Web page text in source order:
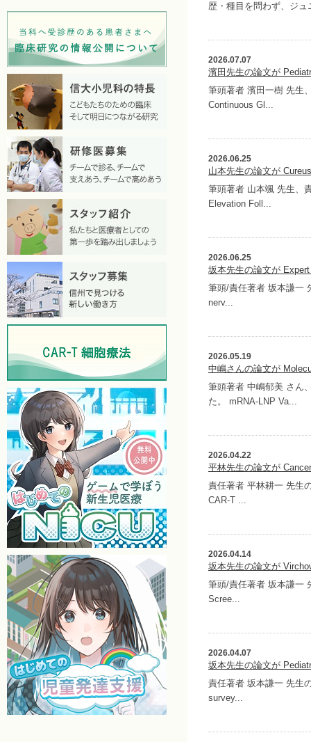
歴・種目を問わず、ジ
2026.07.07
濱田先生の論文が
筆頭著者 濱田一樹 先生
Continuous Gl...
2026.06.25
山本先生の論文が
筆頭著者 山本颯 先生、
Elevation Foll...
2026.06.25
坂本先生の論文が
筆頭/責任著者 坂本謙一
nerv...
2026.05.19
中嶋さんの論文が
筆頭著者 中嶋郁美 さん
た。 mRNA-LNP Va...
2026.04.22
平林先生の論文が
責任著者 平林耕一 先生
CAR-T ...
2026.04.14
坂本先生の論文が
筆頭/責任著者 坂本謙一
Scree...
2026.04.07
坂本先生の論文が
責任著者 坂本謙一 先生
survey...